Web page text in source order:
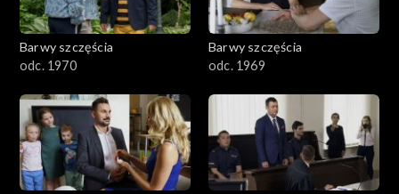
Barwy szczęścia
odc. 1970
Barwy szczęścia
odc. 1969